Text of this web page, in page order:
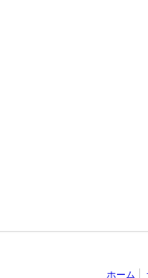
ホーム